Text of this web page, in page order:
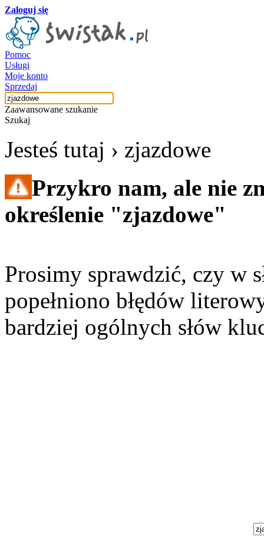
Zaloguj się
Pomoc
Usługi
Moje konto
Sprzedaj
Zaawansowane szukanie
Szukaj
Jesteś tutaj › zjazdowe
Przykro nam, ale nie
określenie "zjazdowe"
Prosimy sprawdzić, czy w
popełniono błędów
bardziej ogólnych słów